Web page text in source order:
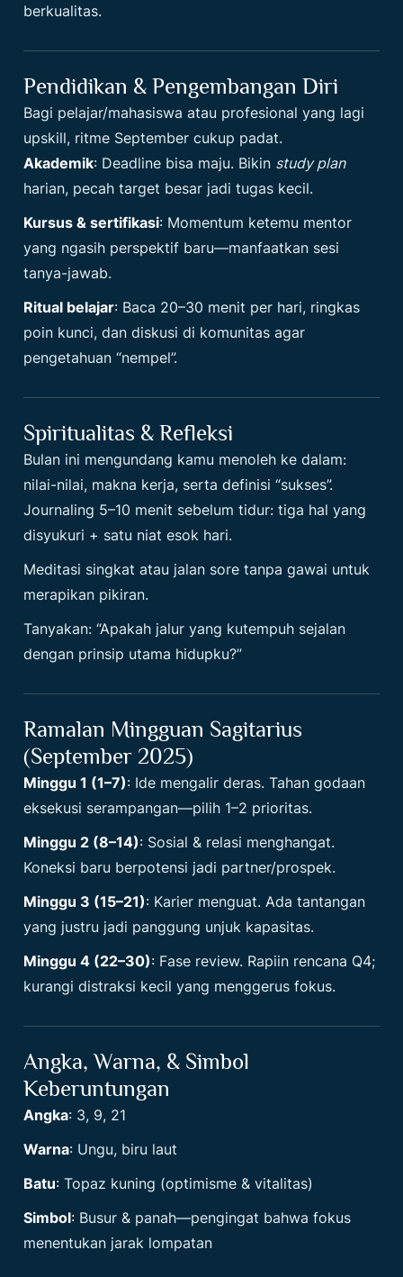
berkualitas.
Pendidikan & Pengembangan Diri
Bagi pelajar/mahasiswa atau profesional yang lagi
upskill, ritme September cukup padat.
Akademik: Deadline bisa maju. Bikin study plan
harian, pecah target besar jadi tugas kecil.
Kursus & sertifikasi: Momentum ketemu mentor
yang ngasih perspektif baru—manfaatkan sesi
tanya-jawab.
Ritual belajar: Baca 20–30 menit per hari, ringkas
poin kunci, dan diskusi di komunitas agar
pengetahuan “nempel”.
Spiritualitas & Refleksi
Bulan ini mengundang kamu menoleh ke dalam:
nilai-nilai, makna kerja, serta definisi “sukses”.
Journaling 5–10 menit sebelum tidur: tiga hal yang
disyukuri + satu niat esok hari.
Meditasi singkat atau jalan sore tanpa gawai untuk
merapikan pikiran.
Tanyakan: “Apakah jalur yang kutempuh sejalan
dengan prinsip utama hidupku?”
Ramalan Mingguan Sagitarius
(September 2025)
Minggu 1 (1–7): Ide mengalir deras. Tahan godaan
eksekusi serampangan—pilih 1–2 prioritas.
Minggu 2 (8–14): Sosial & relasi menghangat.
Koneksi baru berpotensi jadi partner/prospek.
Minggu 3 (15–21): Karier menguat. Ada tantangan
yang justru jadi panggung unjuk kapasitas.
Minggu 4 (22–30): Fase review. Rapiin rencana Q4;
kurangi distraksi kecil yang menggerus fokus.
Angka, Warna, & Simbol
Keberuntungan
Angka: 3, 9, 21
Warna: Ungu, biru laut
Batu: Topaz kuning (optimisme & vitalitas)
Simbol: Busur & panah—pengingat bahwa fokus
menentukan jarak lompatan